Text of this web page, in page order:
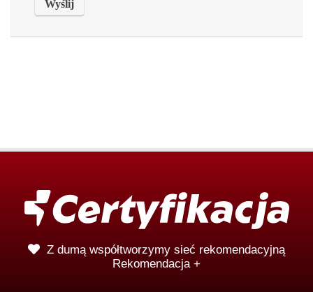
Z dumą współtworzymy sieć rekomendacyjną
Rekomendacja +